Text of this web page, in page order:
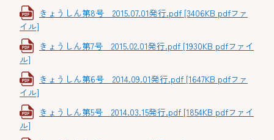
きょうしん第8号 2015.07.01発行.pdf [3406KB pdfファ
イル]
きょうしん第7号 2015.02.01発行.pdf [1930KB pdfファイ
ル]
きょうしん第6号 2014.09.01発行.pdf [1647KB pdfファ
イル]
きょうしん第5号 2014.03.15発行.pdf [1854KB pdfファイ
ル]